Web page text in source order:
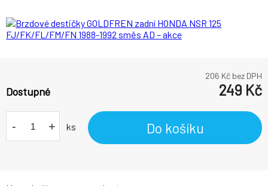
206 Kč bez DPH
Dostupné 249 Kč
- + ks Do košíku